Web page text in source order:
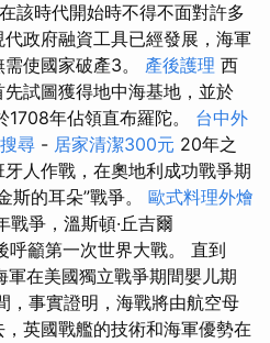
該時代開始時不得不面對許多
政府融資工具已經發展，海軍
使國家破產3。 產後護理 西
試圖獲得地中海基地，並於
年佔領直布羅陀。 台中外
尋 - 居家清潔300元 20年之
人作戰，在奧地利成功戰爭期
斯的耳朵”戰爭。 歐式料理外燴
戰爭，溫斯頓·丘吉爾
呼籲第一次世界大戰。 直到
軍在美國獨立戰爭期間嬰儿期
，事實證明，海戰將由航空母
英國戰艦的技術和海軍優勢在